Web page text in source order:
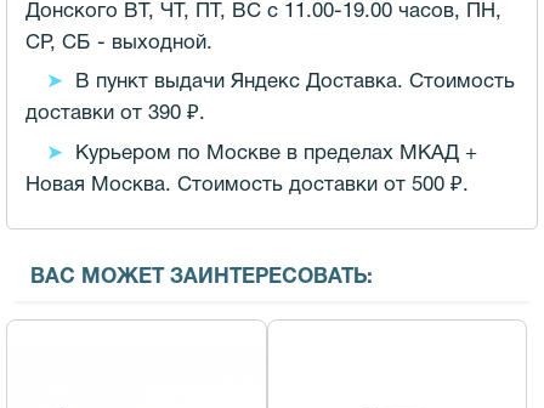
Донского ВТ, ЧТ, ПТ, ВС с 11.00-19.00 часов,
ПН,
СР, СБ - выходной.
В пункт выдачи Яндекс Доставка. Стоимость
доставки от 390 ₽.
Курьером по Москве в пределах МКАД +
Новая Москва. Стоимость доставки от 500 ₽.
ВАС МОЖЕТ ЗАИНТЕРЕСОВАТЬ: